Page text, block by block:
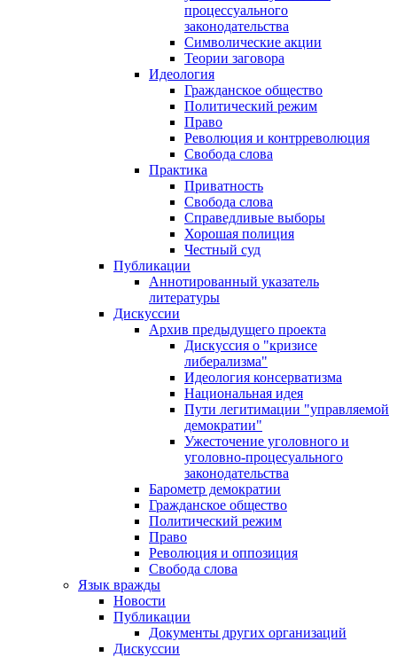
процессуального
законодательства
Символические акции
Теории заговора
Идеология
Гражданское общество
Политический режим
Право
Революция и контрреволюция
Свобода слова
Практика
Приватность
Свобода слова
Справедливые выборы
Хорошая полиция
Честный суд
Публикации
Аннотированный указатель
литературы
Дискуссии
Архив предыдущего проекта
Дискуссия о "кризисе
либерализма"
Идеология консерватизма
Национальная идея
Пути легитимации "управляемой
демократии"
Ужесточение уголовного и
уголовно-процесуального
законодательства
Барометр демократии
Гражданское общество
Политический режим
Право
Революция и оппозиция
Свобода слова
Язык вражды
Новости
Публикации
Документы других организаций
Дискуссии